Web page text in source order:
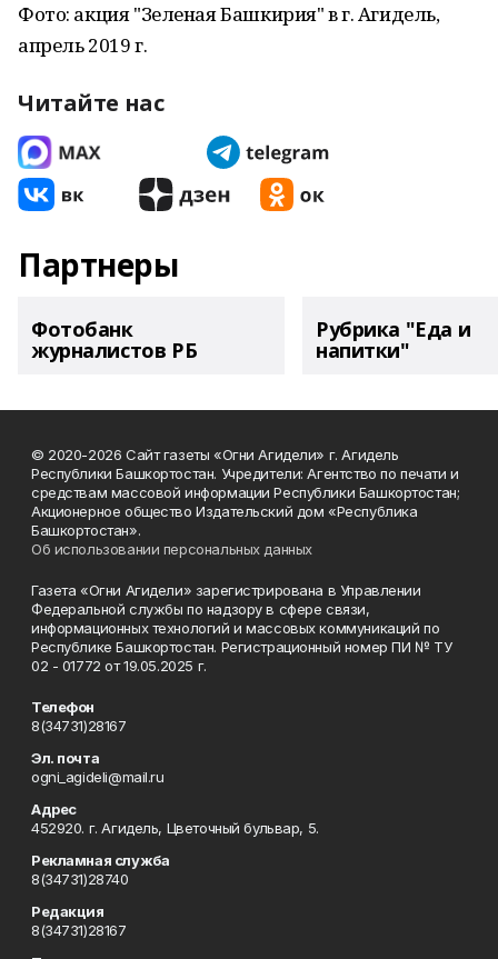
Фото: акция "Зеленая Башкирия" в г. Агидель,
апрель 2019 г.
Читайте нас
Партнеры
Фотобанк
журналистов РБ
Рубрика "Еда и
напитки"
© 2020-2026 Сайт газеты «Огни Агидели» г. Агидель
Республики Башкортостан. Учредители: Агентство по печати и
средствам массовой информации Республики Башкортостан;
Акционерное общество Издательский дом «Республика
Башкортостан».
Об использовании персональных данных
Газета «Огни Агидели» зарегистрирована в Управлении
Федеральной службы по надзору в сфере связи,
информационных технологий и массовых коммуникаций по
Республике Башкортостан. Регистрационный номер ПИ № ТУ
02 - 01772 от 19.05.2025 г.
Телефон
8(34731)28167
Эл. почта
ogni_agideli@mail.ru
Адрес
452920. г. Агидель, Цветочный бульвар, 5.
Рекламная служба
8(34731)28740
Редакция
8(34731)28167